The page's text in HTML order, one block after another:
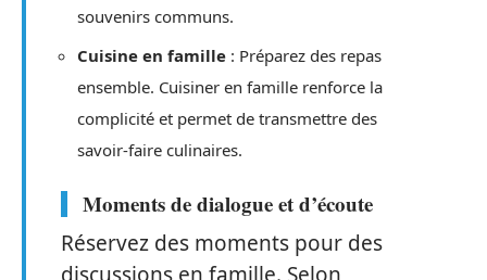
souvenirs communs.
Cuisine en famille : Préparez des repas
ensemble. Cuisiner en famille renforce la
complicité et permet de transmettre des
savoir-faire culinaires.
Moments de dialogue et d’écoute
Réservez des moments pour des
discussions en famille. Selon